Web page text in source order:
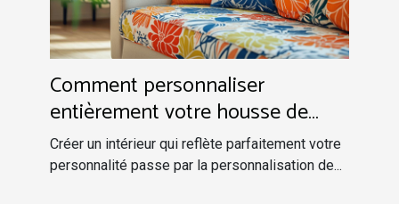
Comment personnaliser
entièrement votre housse de
canapé pour une déco unique ?
Créer un intérieur qui reflète parfaitement votre
personnalité passe par la personnalisation de...